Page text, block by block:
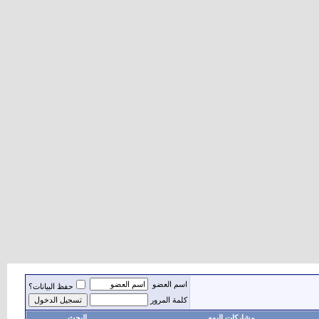
اسم العضو
حفظ البيانات؟
كلمة المرور